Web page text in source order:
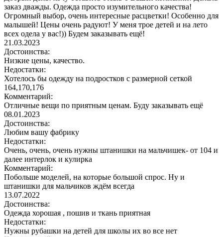
заказ дважды. Одежда просто изумительного качества!
Огромный выбор, очень интересные расцветки! Особенно для
малышей! Цены очень радуют! У меня трое детей и на лето
всех одела у вас!)) Будем заказывать ещё!
21.03.2023
Достоинства:
Низкие цены, качество.
Недостатки:
Хотелось бы одежду на подростков с размерной сеткой
164,170,176
Комментарий:
Отличные вещи по приятным ценам. Буду заказывать ещё
08.01.2023
Достоинства:
Любим вашу фабрику
Недостатки:
Очень, очень, очень нужны штанишки на мальчишек- от 104 и
далее интерлок и кулирка
Комментарий:
Побольше моделей, на которые большой спрос. Ну и
штанишки для мальчиков ждём всегда
13.07.2022
Достоинства:
Одежда хорошая , пошив и ткань приятная
Недостатки:
Нужны рубашки на детей для школы их во все нет